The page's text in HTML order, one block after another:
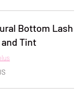
Bottom Lash
Tint